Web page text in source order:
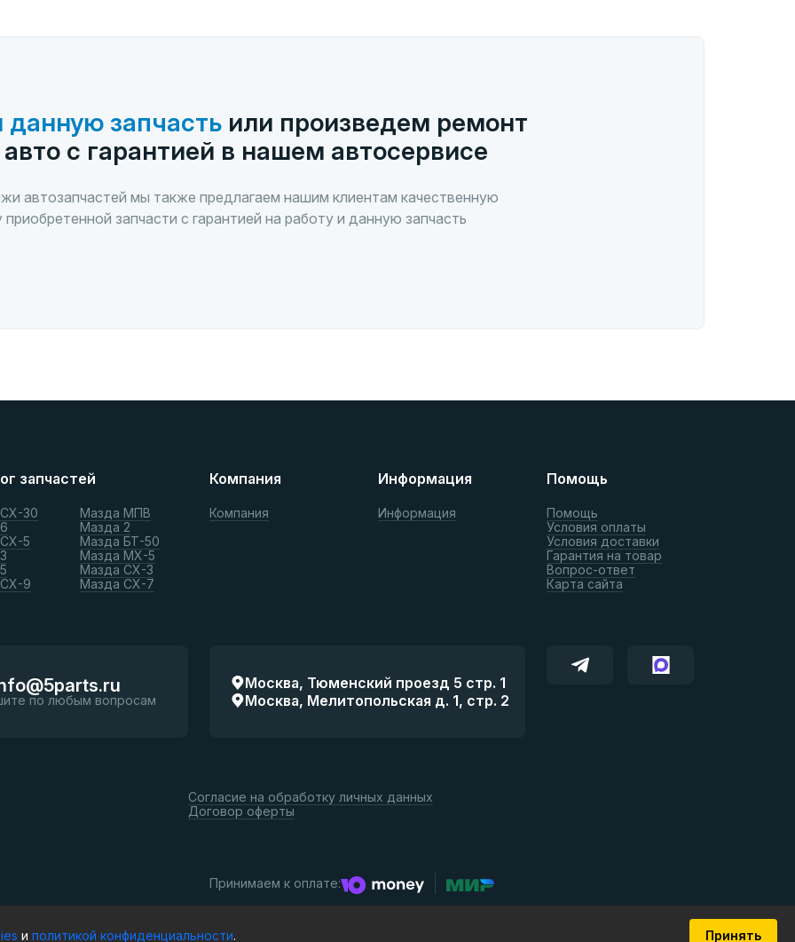
данную запчастьили произведем ремонт
с гарантией в нашем автосервисе
автозапчастей мы также предлагаем нашим клиентам качественную
приобретенной запчасти с гарантией на работу и данную запчасть
запчастей
30
5
9
Мазда МПВ
Мазда 2
Мазда БТ-50
Мазда МХ-5
Мазда СХ-3
Мазда СХ-7
Компания
Компания
Информация
Информация
Помощь
Помощь
Условия оплаты
Условия доставки
Гарантия на товар
Вопрос-ответ
Карта сайта
по любым вопросам
Москва, Тюменский проезд 5 стр. 1
Москва, Мелитопольская д. 1, стр. 2
Согласие на обработку личных данных
Договор оферты
Принимаем к оплате:
и политикой конфиденциальности. Принять